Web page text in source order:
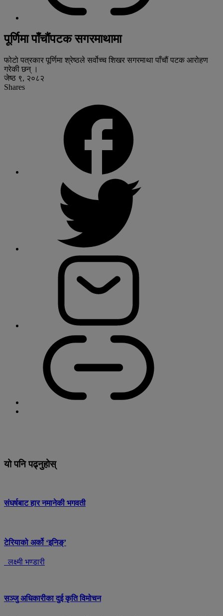
पूर्णिमा पाँचौंपटक सगरमाथामा
फोटो पत्रकार पूर्णिमा श्रेष्ठले सर्वोच्च शिखर सगरमाथा पाँचौं पटक आरोहण
गरेकी छन् ।
जेष्ठ ९, २०८२
Shares
यो पनि पढ्नुहोस्
संघर्षबाट हार नमानेकी भगवती
टेरियाको अर्को ‘इनिङ्’
लक्ष्मी भण्डारी
सञ्जु अधिकारीका दुई कृति विमोचन